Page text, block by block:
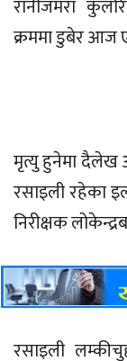
रानीजमरा
क्रममा डुबेर आज
मृत्यु हुनेमा दैलेख
रसाइली रहेका
निरीक्षक
रसाइली